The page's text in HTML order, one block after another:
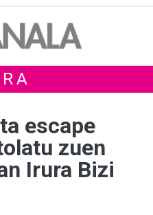
escape
zuen
Irura Bizi